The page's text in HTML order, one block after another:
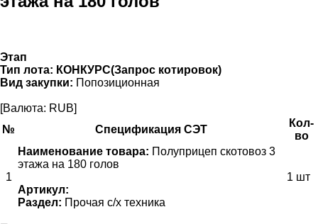
Этап
Тип лота: КОНКУРС(Запрос котировок)
Вид закупки: Попозиционная
[Валюта: RUB]
№
Спецификация СЭТ
Кол-
во
1
Наименование товара: Полуприцеп скотовоз 3
этажа на 180 голов
Артикул:
Раздел: Прочая с/х техника
1 шт